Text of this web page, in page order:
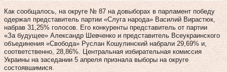
Как сообщалось, на округе № 87 на довыборах в парламент победу
одержал представитель партии «Слуга народа» Василий Вирастюк,
набрав 31,25% голосов. Его конкуренты представитель от партии
«За будущее» Александр Шевченко и представитель Всеукраинского
объединения «Свобода» Руслан Кошулинский набрали 29,69% и,
соответственно, 28,86%. Центральная избирательная комиссия
Украины на заседании 5 апреля признала выборы на округе
состоявшимися.